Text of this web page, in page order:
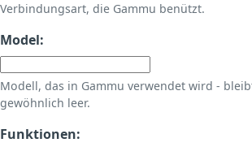
Verbindungsart, die Gammu benützt.
Model:
Modell, das in Gammu verwendet wird -
gewöhnlich leer.
Funktionen: